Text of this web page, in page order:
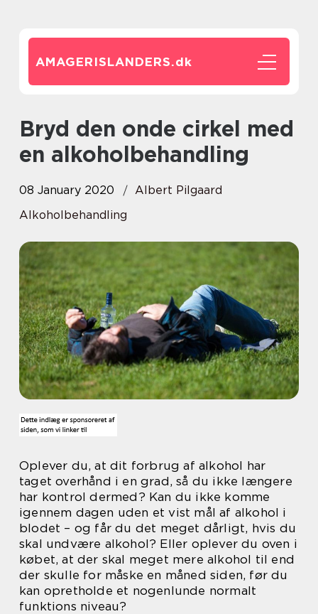
AMAGERISLANDERS.dk
Bryd den onde cirkel med
en alkoholbehandling
08 January 2020
Albert Pilgaard
Alkoholbehandling
Oplever du, at dit forbrug af alkohol har
taget overhånd i en grad, så du ikke længere
har kontrol dermed? Kan du ikke komme
igennem dagen uden et vist mål af alkohol i
blodet – og får du det meget dårligt, hvis du
skal undvære alkohol? Eller oplever du oven i
købet, at der skal meget mere alkohol til end
der skulle for måske en måned siden, før du
kan opretholde et nogenlunde normalt
funktions niveau?